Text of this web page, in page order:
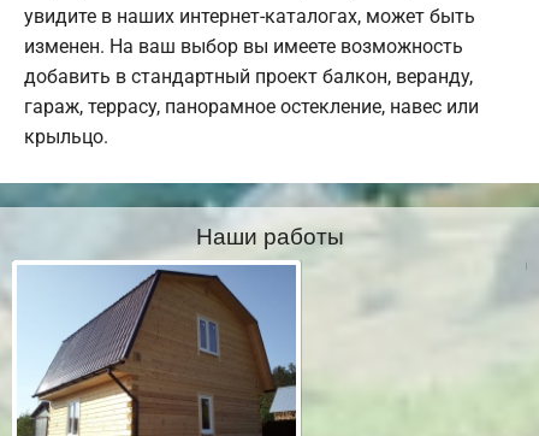
увидите в наших интернет-каталогах, может быть
изменен. На ваш выбор вы имеете возможность
добавить в стандартный проект балкон, веранду,
гараж, террасу, панорамное остекление, навес или
крыльцо.
Наши работы